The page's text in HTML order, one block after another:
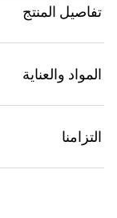
تفاصيل المنتج
المواد والعناية
التزامنا